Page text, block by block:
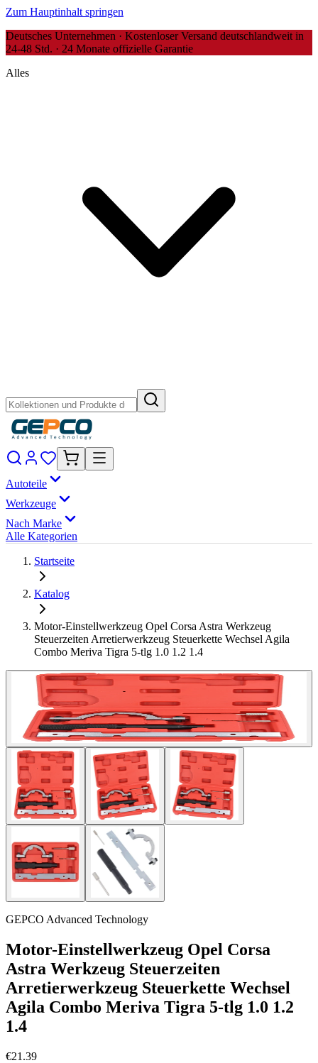
Zum Hauptinhalt springen
Deutsches Unternehmen · Kostenloser Versand deutschlandweit in
24-48 Std. · 24 Monate offizielle Garantie
Alles
Autoteile
Werkzeuge
Nach Marke
Alle Kategorien
Startseite
Katalog
Motor-Einstellwerkzeug Opel Corsa Astra Werkzeug
Steuerzeiten Arretierwerkzeug Steuerkette Wechsel Agila
Combo Meriva Tigra 5-tlg 1.0 1.2 1.4
GEPCO Advanced Technology
Motor-Einstellwerkzeug Opel Corsa
Astra Werkzeug Steuerzeiten
Arretierwerkzeug Steuerkette Wechsel
Agila Combo Meriva Tigra 5-tlg 1.0 1.2
1.4
€21.39